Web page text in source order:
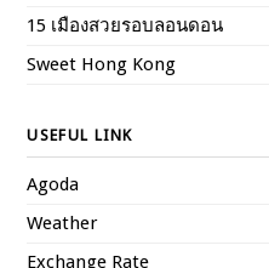
15 เมืองสวยรอบลอนดอน
Sweet Hong Kong
USEFUL LINK
Agoda
Weather
Exchange Rate